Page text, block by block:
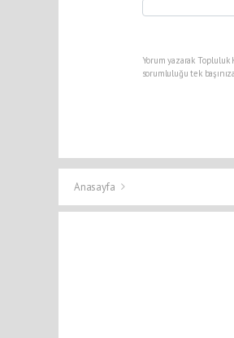
Yorum yazarak Topluluk
sorumluluğu tek
Anasayfa